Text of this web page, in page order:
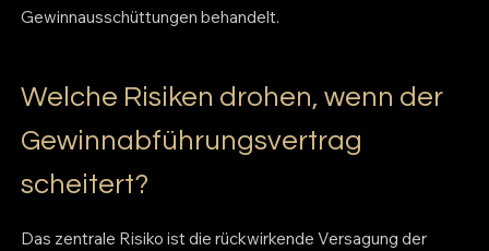
Gewinnausschüttungen behandelt.
Welche Risiken drohen, wenn der
Gewinnabführungsvertrag
scheitert?
Das zentrale Risiko ist die rückwirkende Versagung der